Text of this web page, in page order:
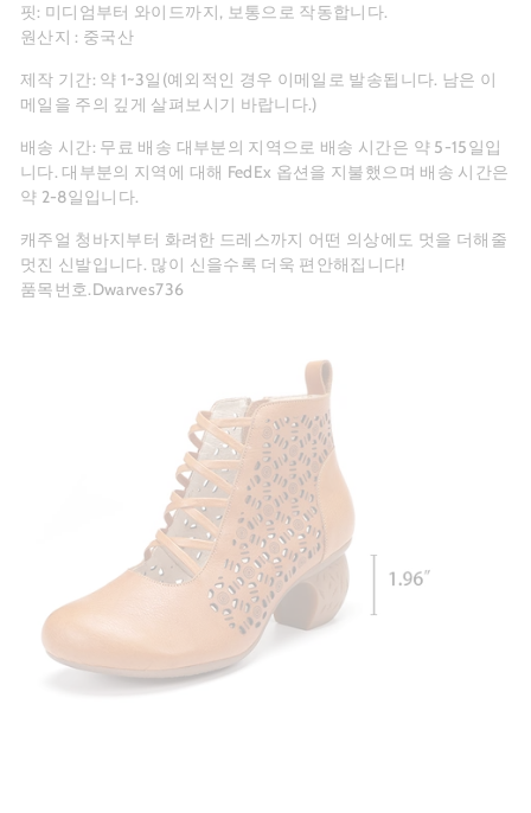
핏: 미디엄부터 와이드까지, 보통으로 작동합니다.
원산지 : 중국산
제작 기간: 약 1~3일(예외적인 경우 이메일로 발송됩니다. 남은 이
메일을 주의 깊게 살펴보시기 바랍니다.)
배송 시간: 무료 배송 대부분의 지역으로 배송 시간은 약 5-15일입
니다. 대부분의 지역에 대해 FedEx 옵션을 지불했으며 배송 시간은
약 2-8일입니다.
캐주얼 청바지부터 화려한 드레스까지 어떤 의상에도 멋을 더해줄
멋진 신발입니다. 많이 신을수록 더욱 편안해집니다!
품목번호.Dwarves736